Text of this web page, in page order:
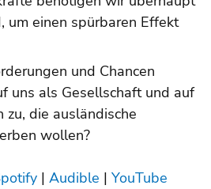
um einen spürbaren Effekt
und Chancen
uns als Gesellschaft und auf
die ausländische
wollen?
| Audible | YouTube